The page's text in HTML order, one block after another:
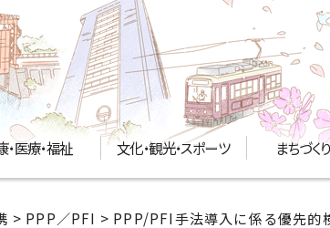
・医療・福祉 文化・観光・スポーツ まちづく
> PPP／PFI > PPP/PFI手法導入に係る優先的